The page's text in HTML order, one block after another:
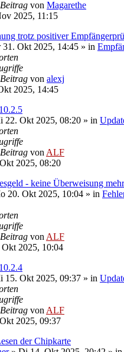
von Magarethe
2025, 11:15
trotz positiver
31. Okt 2025, 14:45 » in
von alexj
2025, 14:45
22. Okt 2025, 08:20 » in
von ALF
2025, 08:20
- keine Überweisung
20. Okt 2025, 10:04 » in
von ALF
2025, 10:04
15. Okt 2025, 09:37 » in
von ALF
2025, 09:37
der Chipkarte